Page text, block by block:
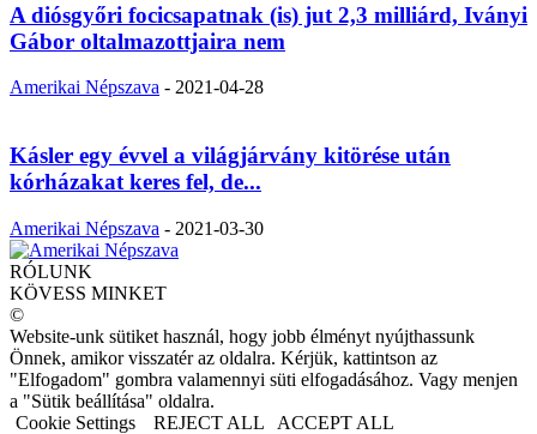
A diósgyőri focicsapatnak (is) jut 2,3 milliárd, Iványi
Gábor oltalmazottjaira nem
Amerikai Népszava - 2021-04-28
Kásler egy évvel a világjárvány kitörése után
kórházakat keres fel, de...
Amerikai Népszava - 2021-03-30
RÓLUNK
KÖVESS MINKET
©
Website-unk sütiket használ, hogy jobb élményt nyújthassunk
Önnek, amikor visszatér az oldalra. Kérjük, kattintson az
"Elfogadom" gombra valamennyi süti elfogadásához. Vagy menjen
a "Sütik beállítása" oldalra.
Cookie Settings
REJECT ALL ACCEPT ALL